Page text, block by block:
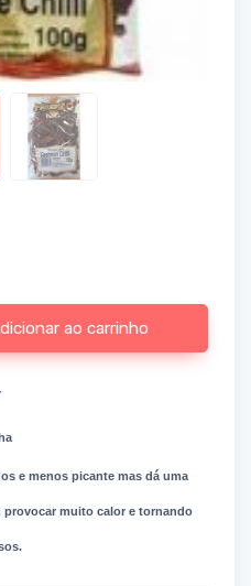
INTEIRO
ao carrinho
e menos picante mas dá uma
muito calor e tornando